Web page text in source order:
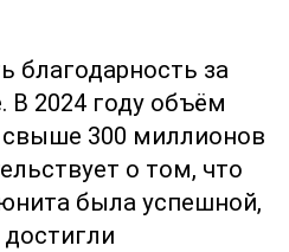
благодарность за
В 2024 году объём
свыше 300 миллионов
о том, что
была успешной,